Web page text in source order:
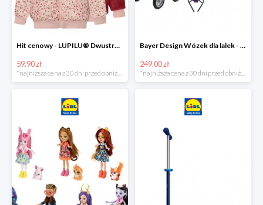
Hit cenowy - LUPILU® Dwustronna kurtka pikowana dziewczęca
59.90 zł
*najniższa cena z 30 dni przed obniżką
Bayer Design Wózek dla lalek - megazestaw
249.00 zł
*najniższa cena z 30 dni przed obniżką